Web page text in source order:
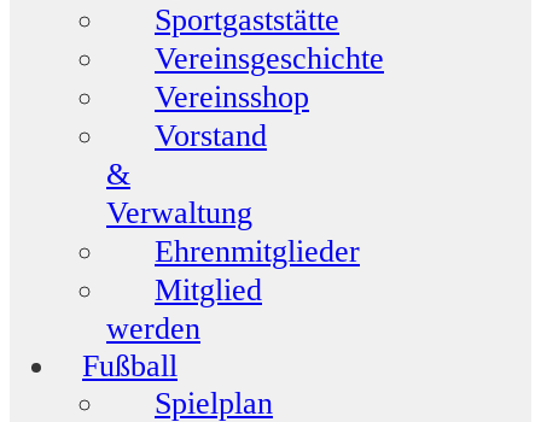
Sportgaststätte
Vereinsgeschichte
Vereinsshop
Vorstand
&
Verwaltung
Ehrenmitglieder
Mitglied
werden
Fußball
Spielplan